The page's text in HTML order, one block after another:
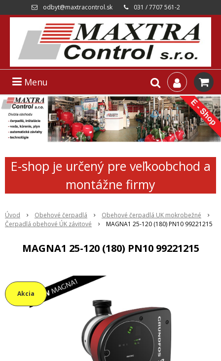
odbyt@maxtracontrol.sk 031 / 7707 561-2
Menu
E-shop je určený pre veľkoobchod a
montážne firmy
Úvod Obehové čerpadlá
Obehové čerpadlá UK mokrobežné
Čerpadlá obehové ÚK závitové
MAGNA1 25-120 (180) PN10 99221215
MAGNA1 25-120 (180) PN10 99221215
Akcia